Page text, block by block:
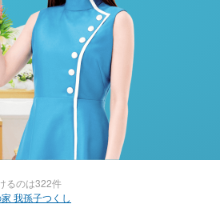
るのは322件
我孫子つくし